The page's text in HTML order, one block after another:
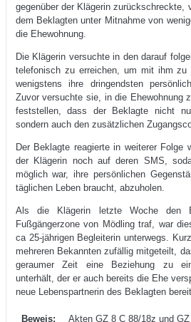
gegenüber der Klägerin zurückschreckte,
dem Beklagten unter Mitnahme von
die Ehewohnung.
Die Klägerin versuchte in den darauf
telefonisch zu erreichen, um mit ihm
wenigstens ihre dringendsten
Zuvor versuchte sie, in die Ehewohnung
feststellen, dass der Beklagte nicht
sondern auch den zusätzlichen
Der Beklagte reagierte in weiterer Folge
der Klägerin noch auf deren SMS,
möglich war, ihre persönlichen
täglichen Leben braucht, abzuholen.
Als die Klägerin letzte Woche den
Fußgängerzone von Mödling traf, war
ca 25-jährigen Begleiterin unterwegs.
mehreren Bekannten zufällig mitgeteilt,
geraumer Zeit eine Beziehung zu
unterhält, der er auch bereits die Ehe
neue Lebenspartnerin des Beklagten
Beweis:
Akten GZ 8 C 88/18z und